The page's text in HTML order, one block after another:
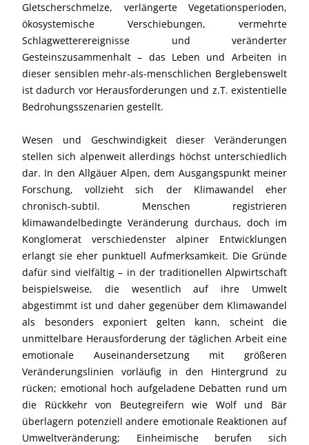
Gletscherschmelze, verlängerte Vegetationsperioden,
ökosystemische Verschiebungen, vermehrte
Schlagwetterereignisse und veränderter
Gesteinszusammenhalt – das Leben und Arbeiten in
dieser sensiblen mehr-als-menschlichen Berglebenswelt
ist dadurch vor Herausforderungen und z.T. existentielle
Bedrohungsszenarien gestellt.
Wesen und Geschwindigkeit dieser Veränderungen
stellen sich alpenweit allerdings höchst unterschiedlich
dar. In den Allgäuer Alpen, dem Ausgangspunkt meiner
Forschung, vollzieht sich der Klimawandel eher
chronisch-subtil. Menschen registrieren
klimawandelbedingte Veränderung durchaus, doch im
Konglomerat verschiedenster alpiner Entwicklungen
erlangt sie eher punktuell Aufmerksamkeit. Die Gründe
dafür sind vielfältig – in der traditionellen Alpwirtschaft
beispielsweise, die wesentlich auf ihre Umwelt
abgestimmt ist und daher gegenüber dem Klimawandel
als besonders exponiert gelten kann, scheint die
unmittelbare Herausforderung der täglichen Arbeit eine
emotionale Auseinandersetzung mit größeren
Veränderungslinien vorläufig in den Hintergrund zu
rücken; emotional hoch aufgeladene Debatten rund um
die Rückkehr von Beutegreifern wie Wolf und Bär
überlagern potenziell andere emotionale Reaktionen auf
Umweltveränderung; Einheimische berufen sich